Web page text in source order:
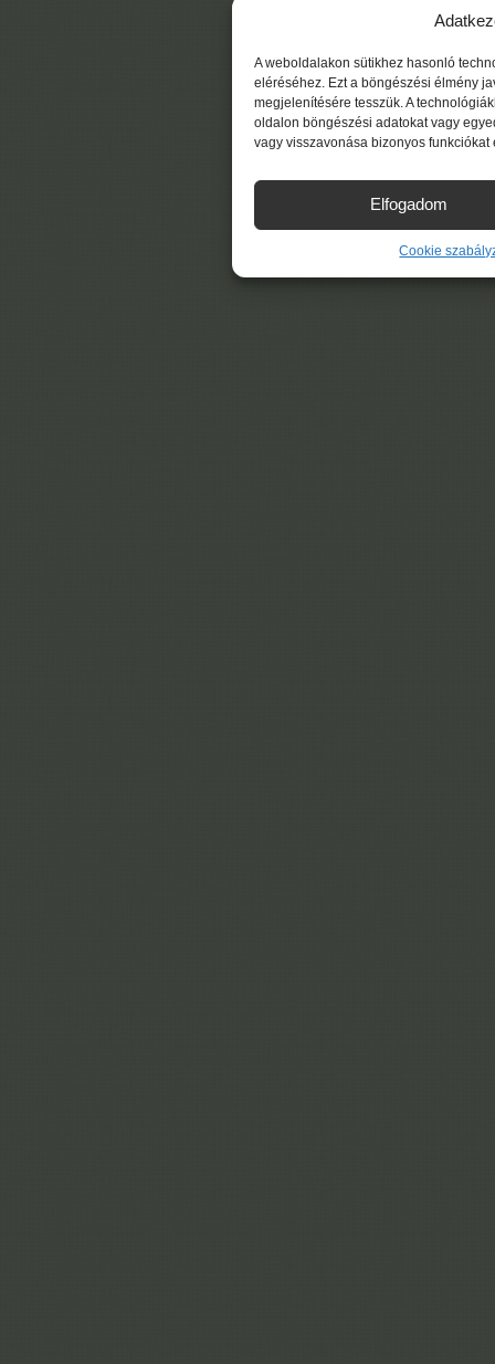
A weboldalakon sütikhez hasonló
eléréséhez. Ezt a böngészési élmény
megjelenítésére tesszük. A
oldalon böngészési adatokat vagy
vagy visszavonása bizonyos
Elfogadom
Cookie